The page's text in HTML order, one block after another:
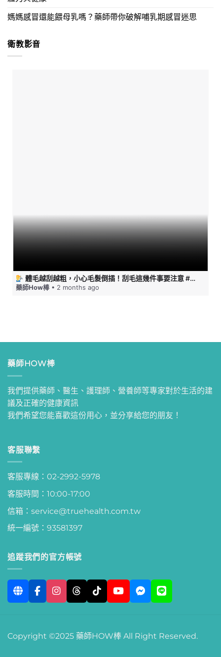
媽媽感冒還能餵母乳嗎？藥師帶你破解哺乳期感冒迷思
衛教影音
體毛越刮越粗，小心毛髮倒插！刮毛這幾件事要注意 #藥師HOW棒
藥師How棒 • 2 months ago
藥師HOW棒
我們提供藥師、醫生、護理師、營養師等專家對於生活的建
議及正確的健康資訊
我們希望您能喜歡這份用心，並分享給您的朋友！
客服聯繫
客服專線：02-2992-5978
客服時間：10:00-17:00
信箱：service@truehealth.com.tw
統一編號：93581397
追蹤我們的官方帳號
Copyright ©2025 藥師HOW棒 All Right Reserved.